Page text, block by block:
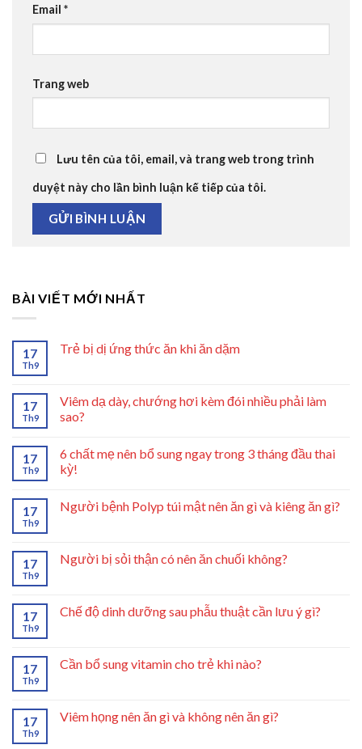
Email *
Trang web
Lưu tên của tôi, email, và trang web trong trình
duyệt này cho lần bình luận kế tiếp của tôi.
BÀI VIẾT MỚI NHẤT
17
Th9
Trẻ bị dị ứng thức ăn khi ăn dặm
17
Th9
Viêm dạ dày, chướng hơi kèm đói nhiều phải làm
sao?
17
Th9
6 chất mẹ nên bổ sung ngay trong 3 tháng đầu thai
kỳ!
17
Th9
Người bệnh Polyp túi mật nên ăn gì và kiêng ăn gì?
17
Th9
Người bị sỏi thận có nên ăn chuối không?
17
Th9
Chế độ dinh dưỡng sau phẫu thuật cần lưu ý gì?
17
Th9
Cần bổ sung vitamin cho trẻ khi nào?
17
Th9
Viêm họng nên ăn gì và không nên ăn gì?